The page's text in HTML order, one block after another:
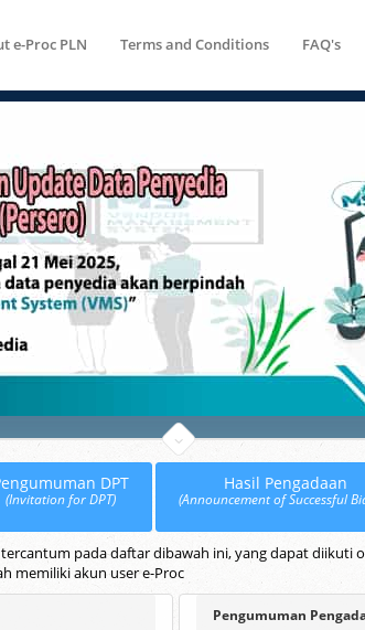
e-Proc PLN Terms and Conditions FAQ's
DPT
(Invitation for DPT)
Hasil Pengadaan
(Announcement of Successful
pada daftar dibawah ini, yang dapat
memiliki akun user e-Proc
Pengumuman